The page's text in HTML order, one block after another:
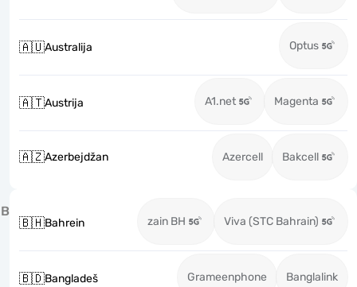
🇦🇺Australija Optus
🇦🇹Austrija A1.net Magenta
🇦🇿Azerbejdžan Azercell Bakcell
B
🇧🇭Bahrein zain BH Viva (STC Bahrain)
🇧🇩Bangladeš Grameenphone Banglalink